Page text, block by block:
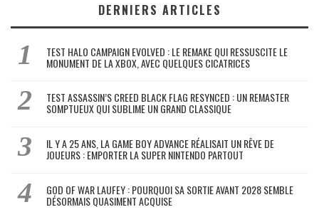
DERNIERS ARTICLES
TEST HALO CAMPAIGN EVOLVED : LE REMAKE QUI RESSUSCITE LE
MONUMENT DE LA XBOX, AVEC QUELQUES CICATRICES
TEST ASSASSIN’S CREED BLACK FLAG RESYNCED : UN REMASTER
SOMPTUEUX QUI SUBLIME UN GRAND CLASSIQUE
IL Y A 25 ANS, LA GAME BOY ADVANCE RÉALISAIT UN RÊVE DE
JOUEURS : EMPORTER LA SUPER NINTENDO PARTOUT
GOD OF WAR LAUFEY : POURQUOI SA SORTIE AVANT 2028 SEMBLE
DÉSORMAIS QUASIMENT ACQUISE